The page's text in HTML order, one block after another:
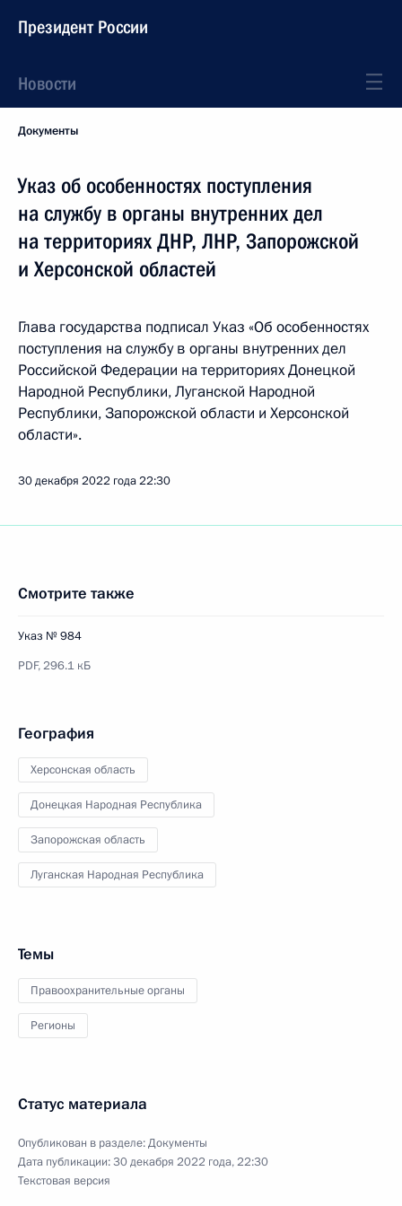
Президент России
Новости
Документы
Указ об особенностях поступления
на службу в органы внутренних дел
на территориях ДНР, ЛНР, Запорожской
и Херсонской областей
Глава государства подписал Указ «Об особенностях
поступления на службу в органы внутренних дел
Российской Федерации на территориях Донецкой
Народной Республики, Луганской Народной
Республики, Запорожской области и Херсонской
области».
30 декабря 2022 года22:30
Смотрите также
Указ № 984
PDF,296.1 кБ
География
Херсонская область
Донецкая Народная Республика
Запорожская область
Луганская Народная Республика
Темы
Правоохранительные органы
Регионы
Статус материала
Опубликован в разделе:Документы
Дата публикации:30 декабря 2022 года, 22:30
Текстовая версия